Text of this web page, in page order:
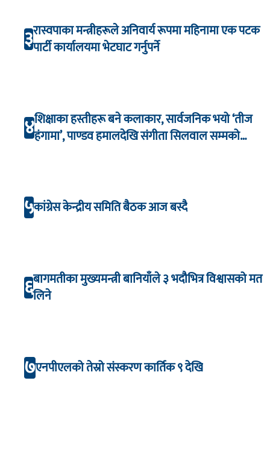
३रास्वपाका मन्त्रीहरूले अनिवार्य रूपमा महिनामा एक पटक
पार्टी कार्यालयमा भेटघाट गर्नुपर्ने
४शिक्षाका हस्तीहरू बने कलाकार, सार्वजनिक भयो ‘तीज
हंगामा’, पाण्डव हमालदेखि संगीता सिलवाल सम्मको
५कांग्रेस केन्द्रीय समिति बैठक आज बस्दै
६बागमतीका मुख्यमन्त्री बानियाँले ३ भदौभित्र विश्वासको मत
लिने
७एनपीएलको तेस्रो संस्करण कार्तिक ९ देखि